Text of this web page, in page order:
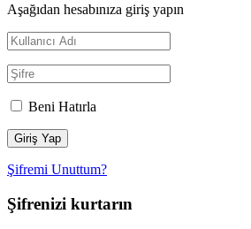
Aşağıdan hesabınıza giriş yapın
Beni Hatırla
Şifremi Unuttum?
Şifrenizi kurtarın